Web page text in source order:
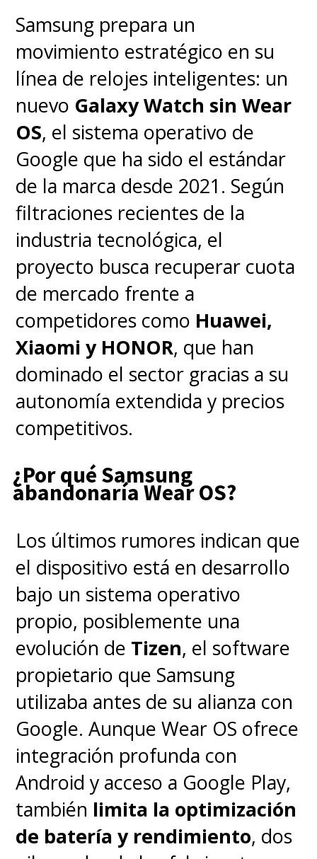
incluyendo límites al número de
contactos nuevos y sistemas
automáticos para detectar
patrones de abuso. No
obstante, expertos en
privacidad recomiendan cautela,
ya que Meta continúa
recolectando metadatos de uso.
Beneficios clave del cambio:
Privacidad mejorada:
Participación en grupos sin
exponer el número personal.
Identidad digital:Consistencia
de marca para pequeñas
empresas y profesionales.
Control granular:
quién puede llegar a tu bandeja
de entrada mediante la
combinación de username y
código de seguridad.
Samsung prepara un
movimiento estratégico en su
línea de relojes inteligentes: un
nuevo Galaxy Watch sin Wear
OS, el sistema operativo de
Google que ha sido el estándar
de la marca desde 2021. Según
filtraciones recientes de la
industria tecnológica, el
proyecto busca recuperar cuota
de mercado frente a
competidores como Huawei,
Xiaomi y HONOR, que han
dominado el sector gracias a su
autonomía extendida y precios
competitivos.
¿Por qué Samsung
abandonaría Wear OS?
Los últimos rumores indican que
el dispositivo está en desarrollo
bajo un sistema operativo
propio, posiblemente una
evolución de Tizen, el software
propietario que Samsung
utilizaba antes de su alianza con
Google. Aunque Wear OS ofrece
integración profunda con
Android y acceso a Google Play,
también limita la optimización
de batería y rendimiento, dos